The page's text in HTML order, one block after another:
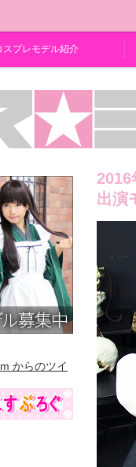
スプレモデル紹介
2016
出演
からのツイ